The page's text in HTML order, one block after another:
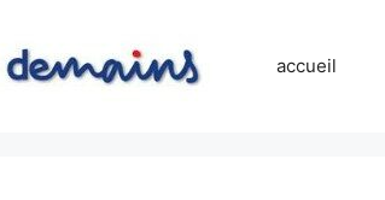
accueil